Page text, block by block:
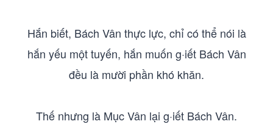
Hắn biết, Bách Vân thực lực, chỉ có thể nói là
hắn yếu một tuyến, hắn muốn g·iết Bách Vân
đều là mười phần khó khăn.
Thế nhưng là Mục Vân lại g·iết Bách Vân.